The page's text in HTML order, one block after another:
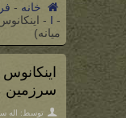
خانه -
-
I
-
میانه)
سرزمین
توسط: اله